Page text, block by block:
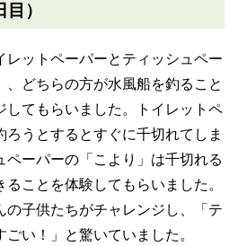
）
ットペーパーとティッシュペー
どちらの方が水風船を釣ること
してもらいました。トイレットペ
ろうとするとすぐに千切れてしま
ペーパーの「こより」は千切れる
ことを体験してもらいました。
の子供たちがチャレンジし、「テ
い！」と驚いていました。